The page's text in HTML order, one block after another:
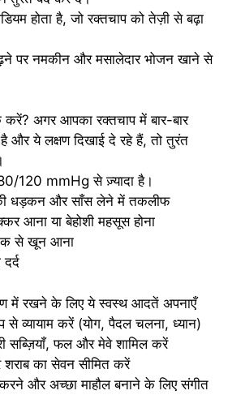
होता है, जो रक्तचाप को तेज़ी से बढ़ा
पर नमकीन और मसालेदार भोजन खाने से
अगर आपका रक्तचाप में बार-बार
है और ये लक्षण दिखाई दे रहे हैं, तो तुरंत
120 mmHg से ज़्यादा है।
धड़कन और साँस लेने में तकलीफ
आना या बेहोशी महसूस होना
से खून आना
में रखने के लिए ये स्वस्थ आदतें अपनाएँ
से व्यायाम करें (योग, पैदल चलना, ध्यान)
सब्ज़ियाँ, फल और मेवे शामिल करें
का सेवन सीमित करें
और अच्छा माहौल बनाने के लिए संगीत